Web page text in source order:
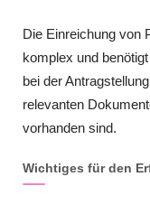
Die Einreichung von
komplex und
bei der
relevanten
vorhanden sind.
Wichtiges für den